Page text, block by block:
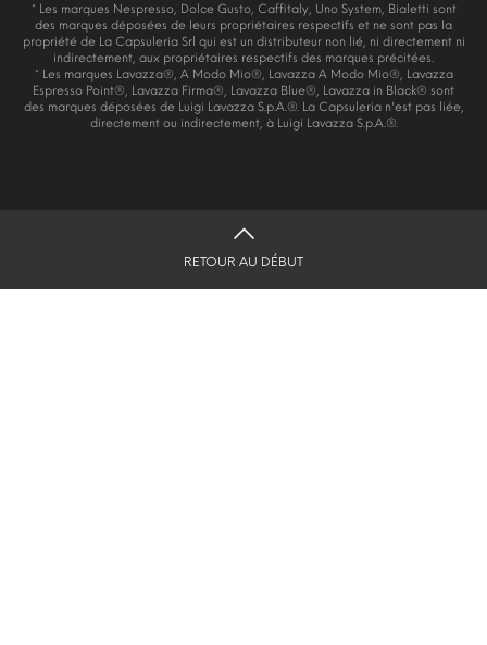
* Les marques Nespresso, Dolce Gusto, Caffitaly, Uno System, Bialetti sont
des marques déposées de leurs propriétaires respectifs et ne sont pas la
propriété de La Capsuleria Srl qui est un distributeur non lié, ni directement ni
indirectement, aux propriétaires respectifs des marques précitées.
* Les marques Lavazza®, A Modo Mio®, Lavazza A Modo Mio®, Lavazza
Espresso Point®, Lavazza Firma®, Lavazza Blue®, Lavazza in Black® sont
des marques déposées de Luigi Lavazza S.p.A.®. La Capsuleria n'est pas liée,
directement ou indirectement, à Luigi Lavazza S.p.A.®.
RETOUR AU DÉBUT